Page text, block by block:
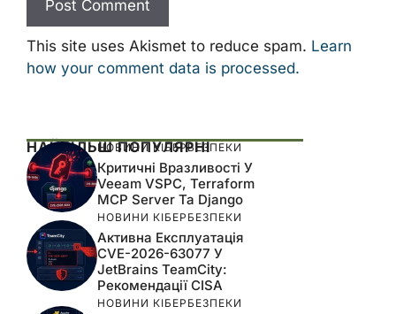
This site uses Akismet to reduce spam. Learn
how your comment data is processed.
НАЙБІЛЬШ ПОПУЛЯРНІ
НОВИНИ КІБЕРБЕЗПЕКИ
Критичні Вразливості У
Veeam VSPC, Terraform
MCP Server Та Django
НОВИНИ КІБЕРБЕЗПЕКИ
Активна Експлуатація
CVE-2026-63077 У
JetBrains TeamCity:
Рекомендації CISA
НОВИНИ КІБЕРБЕЗПЕКИ